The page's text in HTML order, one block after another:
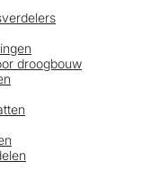
droogbouw